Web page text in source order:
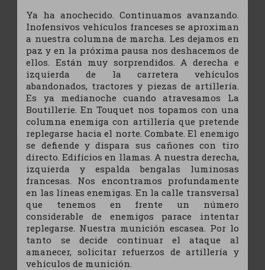
Ya ha anochecido. Continuamos avanzando.
Inofensivos vehículos franceses se aproximan
a nuestra columna de marcha. Les dejamos en
paz y en la próxima pausa nos deshacemos de
ellos. Están muy sorprendidos. A derecha e
izquierda de la carretera vehículos
abandonados, tractores y piezas de artillería.
Es ya medianoche cuando atravesamos La
Boutillerie. En Touquet nos topamos con una
columna enemiga con artillería que pretende
replegarse hacia el norte. Combate. El enemigo
se defiende y dispara sus cañones con tiro
directo. Edifícios en llamas. A nuestra derecha,
izquierda y espalda bengalas luminosas
francesas. Nos encontramos profundamente
en las líneas enemigas. En la calle transversal
que tenemos en frente un número
considerable de enemigos parace intentar
replegarse. Nuestra munición escasea. Por lo
tanto se decide continuar el ataque al
amanecer, solicitar refuerzos de artillería y
vehículos de munición.